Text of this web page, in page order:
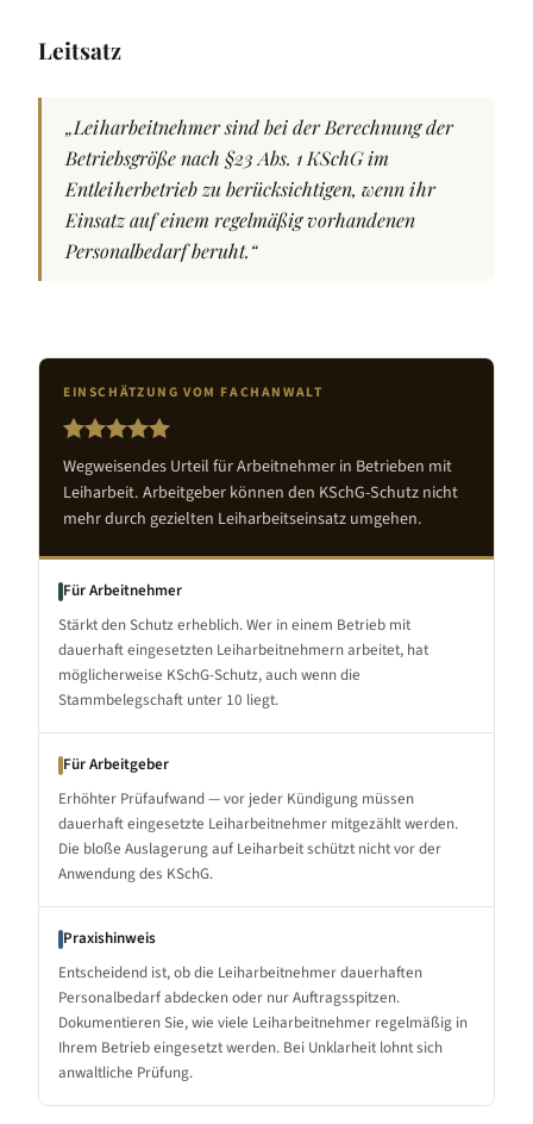
Leitsatz
„Leiharbeitnehmer sind bei der Berechnung der
Betriebsgröße nach §23 Abs. 1 KSchG im
Entleiherbetrieb zu berücksichtigen, wenn ihr
Einsatz auf einem regelmäßig vorhandenen
Personalbedarf beruht.“
EINSCHÄTZUNG VOM FACHANWALT
Wegweisendes Urteil für Arbeitnehmer in Betrieben mit
Leiharbeit. Arbeitgeber können den KSchG-Schutz nicht
mehr durch gezielten Leiharbeitseinsatz umgehen.
Für Arbeitnehmer
Stärkt den Schutz erheblich. Wer in einem Betrieb mit
dauerhaft eingesetzten Leiharbeitnehmern arbeitet, hat
möglicherweise KSchG-Schutz, auch wenn die
Stammbelegschaft unter 10 liegt.
Für Arbeitgeber
Erhöhter Prüfaufwand — vor jeder Kündigung müssen
dauerhaft eingesetzte Leiharbeitnehmer mitgezählt werden.
Die bloße Auslagerung auf Leiharbeit schützt nicht vor der
Anwendung des KSchG.
Praxishinweis
Entscheidend ist, ob die Leiharbeitnehmer dauerhaften
Personalbedarf abdecken oder nur Auftragsspitzen.
Dokumentieren Sie, wie viele Leiharbeitnehmer regelmäßig in
Ihrem Betrieb eingesetzt werden. Bei Unklarheit lohnt sich
anwaltliche Prüfung.